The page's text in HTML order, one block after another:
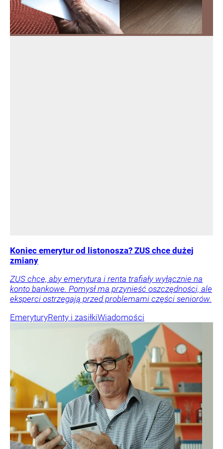
Koniec emerytur od listonosza? ZUS chce dużej
zmiany
ZUS chce, aby emerytura i renta trafiały wyłącznie na
konto bankowe. Pomysł ma przynieść oszczędności, ale
eksperci ostrzegają przed problemami części seniorów.
EmeryturyRenty i zasiłkiWiadomości